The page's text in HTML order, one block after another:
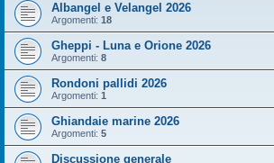
Albangel e Velangel 2026
Argomenti: 18
Gheppi - Luna e Orione 2026
Argomenti: 8
Rondoni pallidi 2026
Argomenti: 1
Ghiandaie marine 2026
Argomenti: 5
Discussione generale